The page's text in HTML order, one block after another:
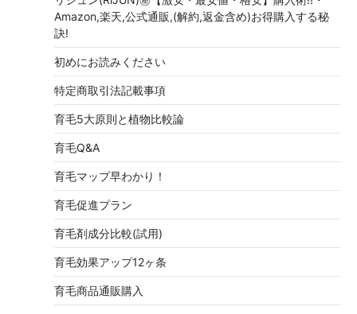
Amazon,楽天,公式通販,(解約,返金含め)お得購入する秘
訣!
初めにお読みください
特定商取引法記載事項
育毛5大原則と植物比較論
育毛Q&A
育毛マップ早わかり！
育毛促進プラン
育毛剤成分比較(試用)
育毛効果アップ12ヶ条
育毛商品通販購入